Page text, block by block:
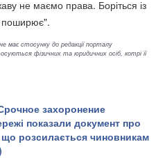
не маємо права. Боріться із
поширює".
має стосунку до редакції порталу
фізичних та юридичних осіб, котрі її
захоронение
показали документ про
розсилається чиновникам